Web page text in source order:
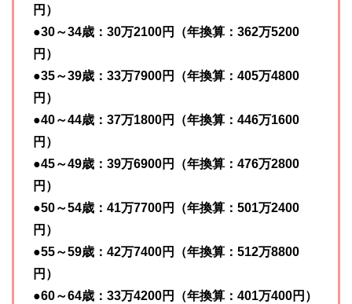
円）
●30～34歳：30万2100円（年換算：362万5200
円）
●35～39歳：33万7900円（年換算：405万4800
円）
●40～44歳：37万1800円（年換算：446万1600
円）
●45～49歳：39万6900円（年換算：476万2800
円）
●50～54歳：41万7700円（年換算：501万2400
円）
●55～59歳：42万7400円（年換算：512万8800
円）
●60～64歳：33万4200円（年換算：401万400円）